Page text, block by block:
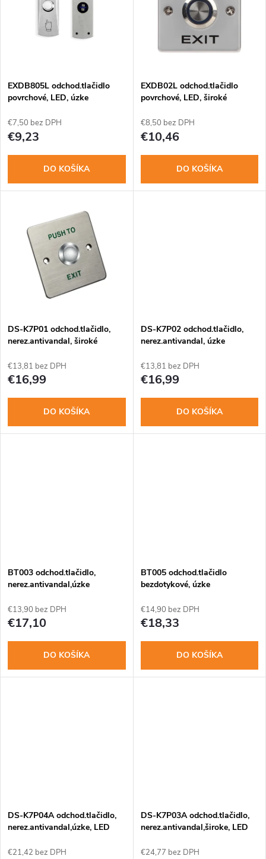
e
p
r
o
o
v
s
p
r
d
o
v
EXDB805L odchod.tlačidlo
povrchové, LED, úzke
€7,50 bez DPH
€9,23
DO KOŠÍKA
EXDB02L odchod.tlačidlo
povrchové, LED, široké
€8,50 bez DPH
€10,46
DO KOŠÍKA
DS-K7P01 odchod.tlačidlo,
nerez.antivandal, široké
€13,81 bez DPH
€16,99
DO KOŠÍKA
DS-K7P02 odchod.tlačidlo,
nerez.antivandal, úzke
€13,81 bez DPH
€16,99
DO KOŠÍKA
BT003 odchod.tlačidlo,
nerez.antivandal,úzke
€13,90 bez DPH
€17,10
DO KOŠÍKA
BT005 odchod.tlačidlo
bezdotykové, úzke
€14,90 bez DPH
€18,33
DO KOŠÍKA
DS-K7P04A odchod.tlačidlo,
nerez.antivandal,úzke, LED
€21,42 bez DPH
DS-K7P03A odchod.tlačidlo,
nerez.antivandal,široke, LED
€24,77 bez DPH